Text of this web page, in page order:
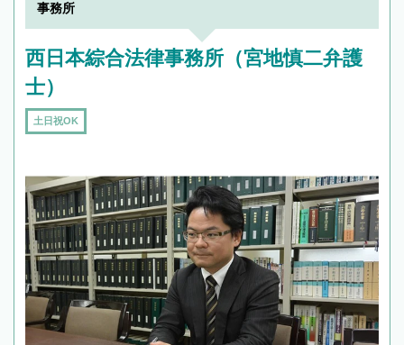
事務所
西日本綜合法律事務所（宮地慎二弁護
士）
土日祝OK